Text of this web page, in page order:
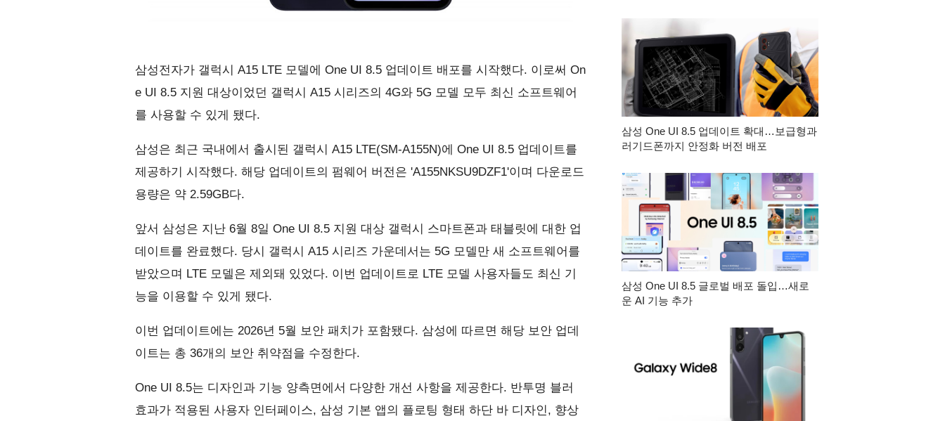
삼성전자가 갤럭시 A15 LTE 모델에 One UI 8.5 업데이트 배포를 시작했다. 이로써 On
e UI 8.5 지원 대상이었던 갤럭시 A15 시리즈의 4G와 5G 모델 모두 최신 소프트웨어
를 사용할 수 있게 됐다.
삼성은 최근 국내에서 출시된 갤럭시 A15 LTE(SM-A155N)에 One UI 8.5 업데이트를
제공하기 시작했다. 해당 업데이트의 펌웨어 버전은 'A155NKSU9DZF1'이며 다운로드
용량은 약 2.59GB다.
앞서 삼성은 지난 6월 8일 One UI 8.5 지원 대상 갤럭시 스마트폰과 태블릿에 대한 업
데이트를 완료했다. 당시 갤럭시 A15 시리즈 가운데서는 5G 모델만 새 소프트웨어를
받았으며 LTE 모델은 제외돼 있었다. 이번 업데이트로 LTE 모델 사용자들도 최신 기
능을 이용할 수 있게 됐다.
이번 업데이트에는 2026년 5월 보안 패치가 포함됐다. 삼성에 따르면 해당 보안 업데
이트는 총 36개의 보안 취약점을 수정한다.
One UI 8.5는 디자인과 기능 양측면에서 다양한 개선 사항을 제공한다. 반투명 블러
효과가 적용된 사용자 인터페이스, 삼성 기본 앱의 플로팅 형태 하단 바 디자인, 향상
삼성 One UI 8.5 업데이트 확대…보급형과
러기드폰까지 안정화 버전 배포
삼성 One UI 8.5 글로벌 배포 돌입…새로
운 AI 기능 추가